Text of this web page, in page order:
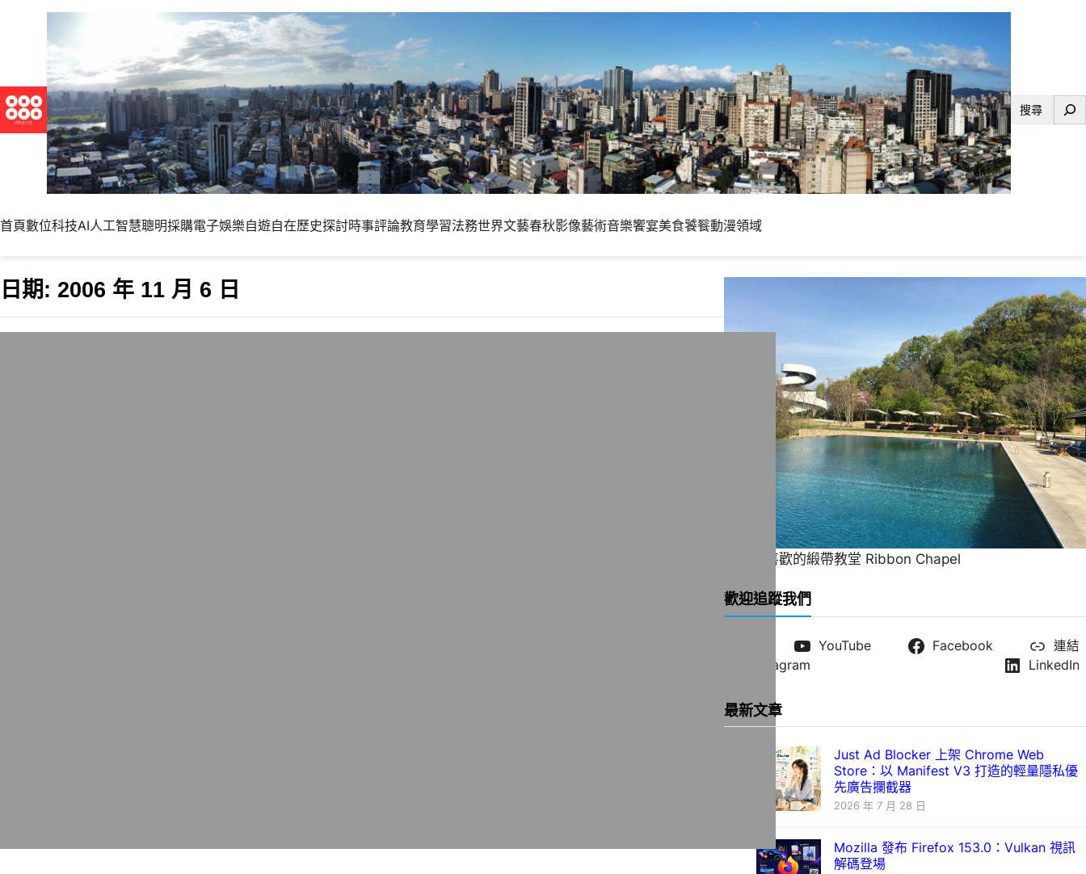
搜
首頁數位科技AI人工智慧聰明採購電子娛樂自遊自在歷史探討時事評論教育學習法務世界文藝春秋影像藝術音樂饗宴美食饕餮動漫領域
日期: 2006 年 11 月 6 日
一直很喜歡的緞帶教堂 Ribbon Chapel
歡迎追蹤我們
YouTube Facebook
連結
Instagram
LinkedIn
最新文章
Just Ad Blocker 上架 Chrome Web
Store：以 Manifest V3 打造的輕量隱私優
先廣告攔截器
2026 年 7 月 28 日
Mozilla 發布 Firefox 153.0：Vulkan 視訊
解碼登場